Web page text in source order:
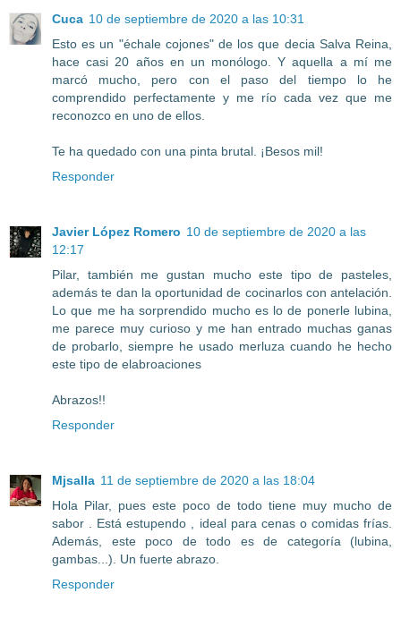
Cuca 10 de septiembre de 2020 a las 10:31
Esto es un "échale cojones" de los que decia Salva Reina,
hace casi 20 años en un monólogo. Y aquella a mí me
marcó mucho, pero con el paso del tiempo lo he
comprendido perfectamente y me río cada vez que me
reconozco en uno de ellos.
Te ha quedado con una pinta brutal. ¡Besos mil!
Responder
Javier López Romero 10 de septiembre de 2020 a las
12:17
Pilar, también me gustan mucho este tipo de pasteles,
además te dan la oportunidad de cocinarlos con antelación.
Lo que me ha sorprendido mucho es lo de ponerle lubina,
me parece muy curioso y me han entrado muchas ganas
de probarlo, siempre he usado merluza cuando he hecho
este tipo de elabroaciones
Abrazos!!
Responder
Mjsalla 11 de septiembre de 2020 a las 18:04
Hola Pilar, pues este poco de todo tiene muy mucho de
sabor . Está estupendo , ideal para cenas o comidas frías.
Además, este poco de todo es de categoría (lubina,
gambas...). Un fuerte abrazo.
Responder